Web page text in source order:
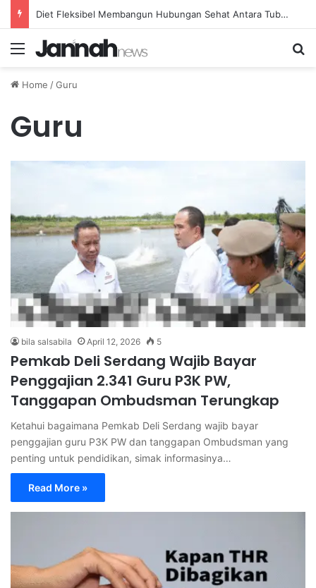
Diet Fleksibel Membangun Hubungan Sehat Antara Tubuh dan Makanan Sehari-hari
Menu
Home /Guru
Guru
bila salsabila April 12, 2026 5
Pemkab Deli Serdang Wajib Bayar
Penggajian 2.341 Guru P3K PW,
Tanggapan Ombudsman Terungkap
Ketahui bagaimana Pemkab Deli Serdang wajib bayar
penggajian guru P3K PW dan tanggapan Ombudsman yang
penting untuk pendidikan, simak informasinya…
Read More »